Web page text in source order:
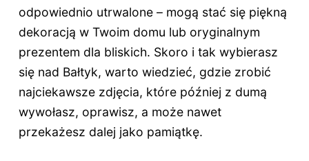
odpowiednio utrwalone – mogą stać się piękną
dekoracją w Twoim domu lub oryginalnym
prezentem dla bliskich. Skoro i tak wybierasz
się nad Bałtyk, warto wiedzieć, gdzie zrobić
najciekawsze zdjęcia, które później z dumą
wywołasz, oprawisz, a może nawet
przekażesz dalej jako pamiątkę.